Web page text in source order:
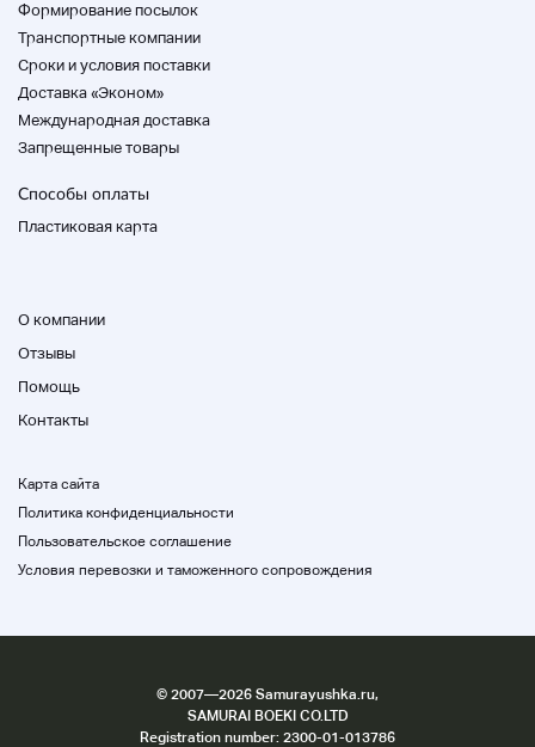
Кроме того, изменяя угол панели на
передней части воздуховода,
Доступны три типа сброшенного рефлекса
Финиширование - это открытая поровая
отделка грецкого ореха.
встречается у фанатов.
что она используется.
данного товара*+: .. Домой .. : +*
Способ доставки:
Yamato Rakukuraku.
Формирование посылок
Транспортные компании
Cроки и условия поставки
Доставка «Эконом»
Международная доставка
Запрещенные товары
Способы оплаты
Пластиковая карта
О компании
Отзывы
Помощь
Контакты
Карта сайта
Политика конфиденциальности
Пользовательское соглашение
Условия перевозки и таможенного сопровождения
© 2007—2026 Samurayushka.ru,
SAMURAI BOEKI CO.LTD
Registration number: 2300-01-013786